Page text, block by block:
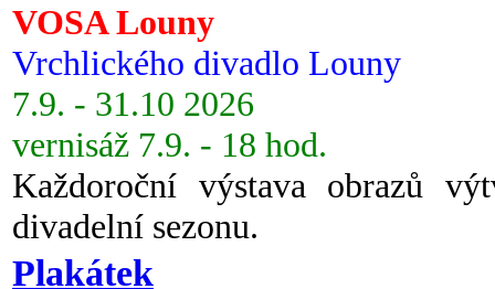
VOSA Louny
Vrchlického divadlo Louny
7.9. - 31.10 2026
vernisáž 7.9. - 18 hod.
Každoroční výstava obrazů
divadelní sezonu.
Plakátek